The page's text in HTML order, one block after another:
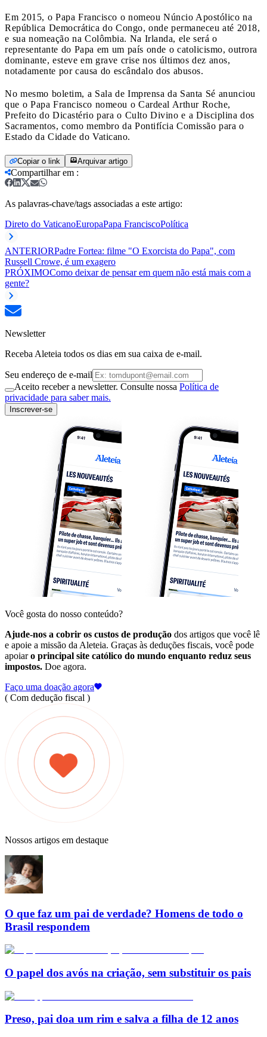
Em 2015, o Papa Francisco o nomeou Núncio Apostólico na
República Democrática do Congo, onde permaneceu até 2018,
e sua nomeação na Colômbia. Na Irlanda, ele será o
representante do Papa em um país onde o catolicismo, outrora
dominante, esteve em grave crise nos últimos dez anos,
notadamente por causa do escândalo dos abusos.
No mesmo boletim, a Sala de Imprensa da Santa Sé anunciou
que o Papa Francisco nomeou o Cardeal Arthur Roche,
Prefeito do Dicastério para o Culto Divino e a Disciplina dos
Sacramentos, como membro da Pontifícia Comissão para o
Estado da Cidade do Vaticano.
Copiar o link Arquivar artigo
Compartilhar em :
As palavras-chave/tags associadas a este artigo:
Direto do VaticanoEuropaPapa FranciscoPolítica
ANTERIORPadre Fortea: filme "O Exorcista do Papa", com
Russell Crowe, é um exagero
PRÓXIMOComo deixar de pensar em quem não está mais com a
gente?
Newsletter
Receba Aleteia todos os dias em sua caixa de e-mail.
Seu endereço de e-mail
Aceito receber a newsletter. Consulte nossa Política de
privacidade para saber mais.
Inscrever-se
Você gosta do nosso conteúdo?
Ajude-nos a cobrir os custos de produção dos artigos que você lê
e apoie a missão da Aleteia. Graças às deduções fiscais, você pode
apoiaro principal site católico do mundo enquanto reduz seus
impostos. Doe agora.
Faço uma doação agora
( Com dedução fiscal )
Nossos artigos em destaque
O que faz um pai de verdade? Homens de todo o
Brasil respondem
O papel dos avós na criação, sem substituir os pais
Preso, pai doa um rim e salva a filha de 12 anos